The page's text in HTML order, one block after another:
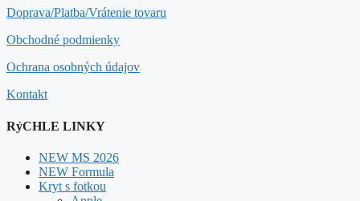
Doprava/Platba/Vrátenie tovaru
Obchodné podmienky
Ochrana osobných údajov
Kontakt
RýCHLE LINKY
NEW MS 2026
NEW Formula
Kryt s fotkou